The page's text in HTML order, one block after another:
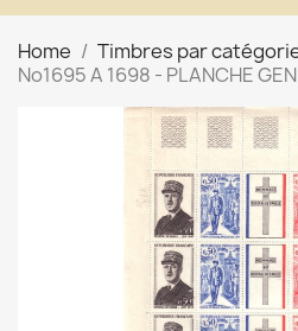
Home Timbres par
No1695 A 1698 - PLANCHE